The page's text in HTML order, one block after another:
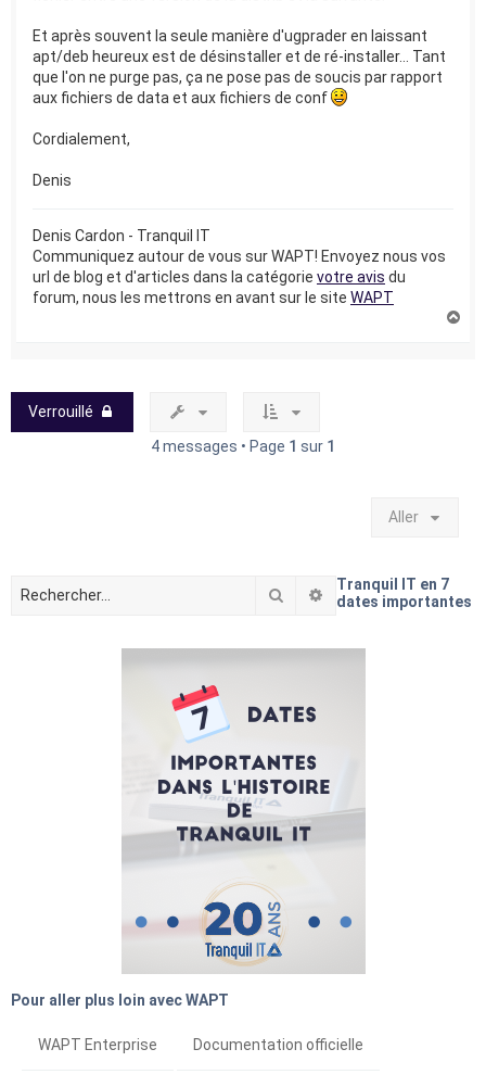
Et après souvent la seule manière d'ugprader en laissant
apt/deb heureux est de désinstaller et de ré-installer... Tant
que l'on ne purge pas, ça ne pose pas de soucis par rapport
aux fichiers de data et aux fichiers de conf
Cordialement,
Denis
Denis Cardon - Tranquil IT
Communiquez autour de vous sur WAPT! Envoyez nous vos
url de blog et d'articles dans la catégorie votre avis du
forum, nous les mettrons en avant sur le site WAPT
Verrouillé
4 messages • Page 1 sur 1
Aller
RechercherRecherche avancée
Tranquil IT en 7
dates importantes
Pour aller plus loin avec WAPT
WAPT Enterprise Documentation officielle